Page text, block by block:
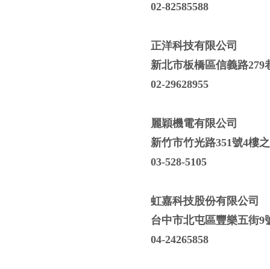
02-82585588
正洋科技有限公司
新北市板橋區信義路279
02-29628955
麗穎機電有限公司
新竹市竹光路351號4樓
03-528-5105
虹嘉科技股份有限公司
台中市北屯區豐樂五街9
04-24265858